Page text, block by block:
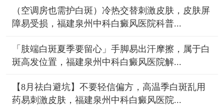
（空调房也需护白斑）冷热交替刺激皮肤，皮肤屏
障易受损，福建泉州中科白癜风医院科普...
「肢端白斑夏季要留心」手脚易出汗摩擦，属于白
斑高发位置，福建泉州中科白癜风医院解...
【8月祛白避坑】不要轻信偏方，高温季白斑乱用
药易刺激皮肤，福建泉州中科白癜风医院...